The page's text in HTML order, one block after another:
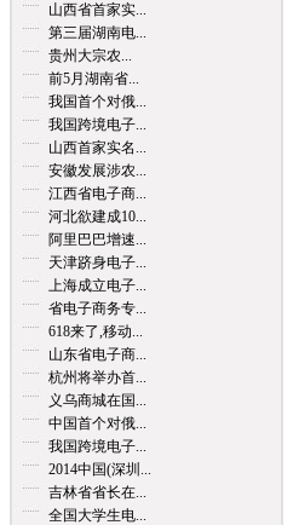
山西省首家实...
第三届湖南电...
贵州大宗农...
前5月湖南省...
我国首个对俄...
我国跨境电子...
山西首家实名...
安徽发展涉农...
江西省电子商...
河北欲建成10...
阿里巴巴增速...
天津跻身电子...
上海成立电子...
省电子商务专...
618来了,移动...
山东省电子商...
杭州将举办首...
义乌商城在国...
中国首个对俄...
我国跨境电子...
2014中国(深圳...
吉林省省长在...
全国大学生电...